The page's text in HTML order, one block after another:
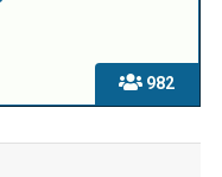
982